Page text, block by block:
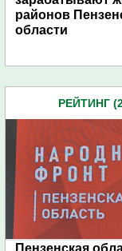
районов
области
РЕЙТИНГ
Пензенская